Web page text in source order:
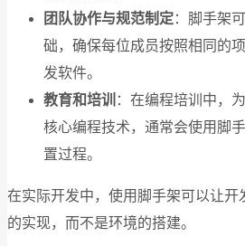
团队协作与规范制定：脚手架
础，确保每位成员按照相同的
发软件。
教育和培训 ：在编程培训中，
核心编程技术，通常会使用脚
置过程。
在实际开发中，使用脚手架可以让开
的实现，而不是环境的搭建。